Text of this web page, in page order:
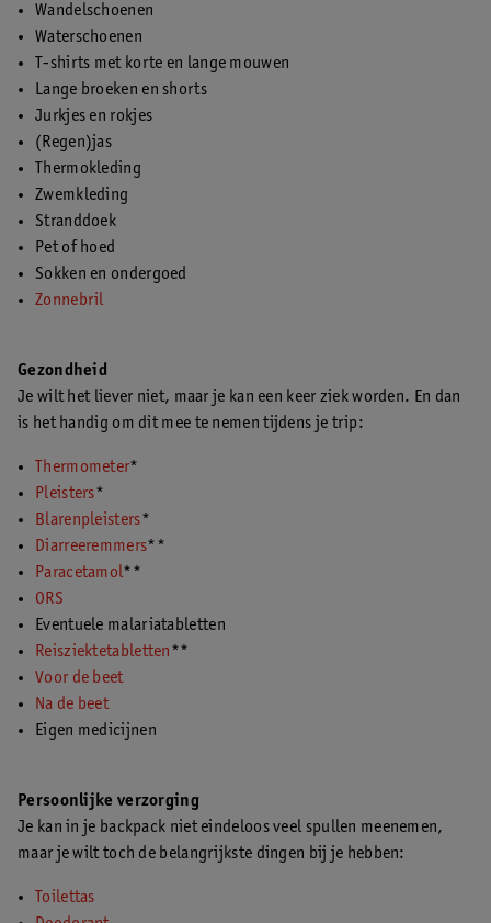
Wandelschoenen
Waterschoenen
T-shirts met korte en lange mouwen
Lange broeken en shorts
Jurkjes en rokjes
(Regen)jas
Thermokleding
Zwemkleding
Stranddoek
Pet of hoed
Sokken en ondergoed
Zonnebril
Gezondheid
Je wilt het liever niet, maar je kan een keer ziek worden. En dan
is het handig om dit mee te nemen tijdens je trip:
Thermometer*
Pleisters*
Blarenpleisters*
Diarreeremmers**
Paracetamol**
ORS
Eventuele malariatabletten
Reisziektetabletten**
Voor de beet
Na de beet
Eigen medicijnen
Persoonlijke verzorging
Je kan in je backpack niet eindeloos veel spullen meenemen,
maar je wilt toch de belangrijkste dingen bij je hebben:
Toilettas